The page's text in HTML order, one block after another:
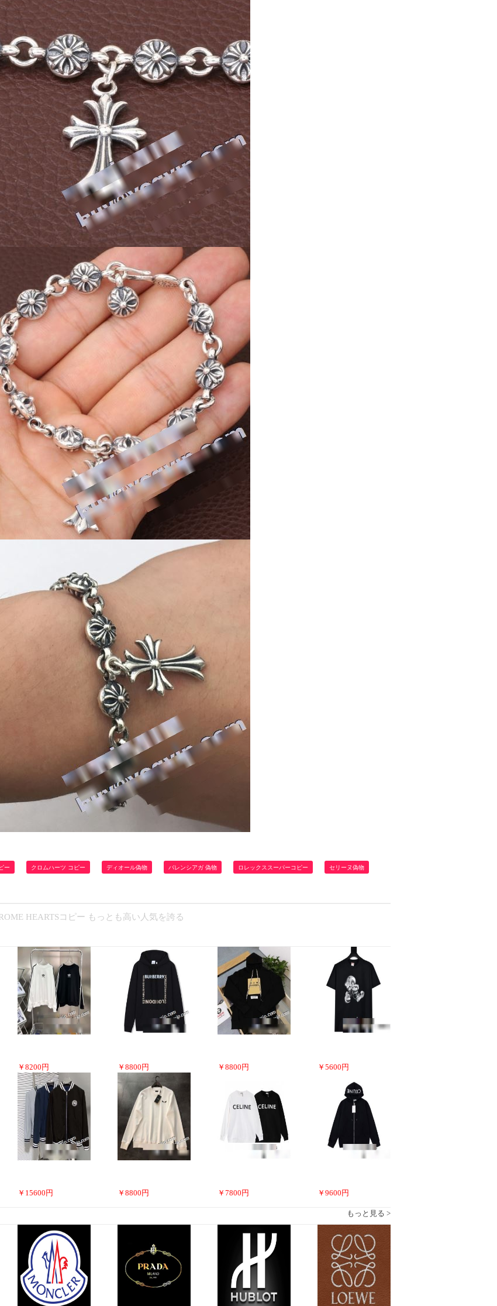
ー クロムハーツ コピー ディオール偽物 バレンシアガ 偽物 ロレックススーパーコピー セリーヌ偽物
HEARTSコピー もっとも高い人気を誇る
￥ 8200 円 ￥ 8800 円 ￥ 8800 円 ￥ 5600 円
￥ 15600 円 ￥ 8800 円 ￥ 7800 円 ￥ 9600 円
もっと見る >